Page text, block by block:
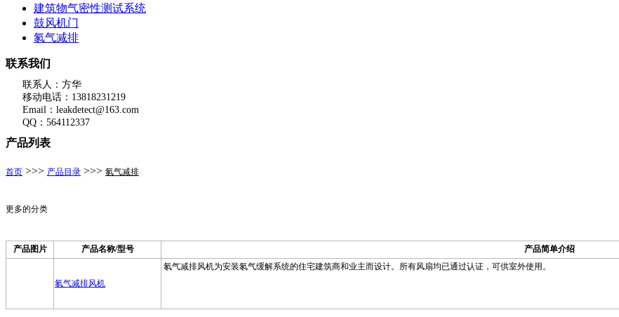
建筑物气密性测试系统
鼓风机门
氡气减排
联系我们
联系人：方华
移动电话：13818231219
Email：leakdetect@163.com
QQ：564112337
产品列表
首页 >>> 产品目录 >>> 氡气减排
更多的分类
产品图片 产品名称/型号 产品简单介绍
氡气减排风机